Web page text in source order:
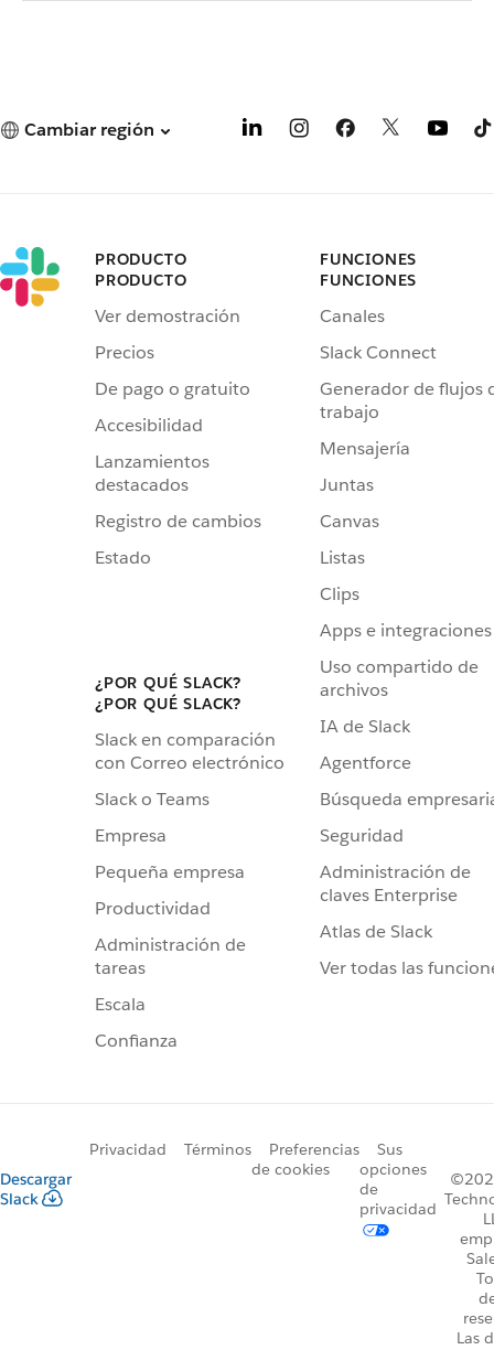
Cambiar región
PRODUCTO
PRODUCTO
Ver demostración
Precios
De pago o gratuito
Accesibilidad
Lanzamientos
destacados
Registro de cambios
Estado
¿POR QUÉ SLACK?
¿POR QUÉ SLACK?
Slack en comparación
con Correo electrónico
Slack o Teams
Empresa
Pequeña empresa
Productividad
Administración de
tareas
Escala
Confianza
FUNCIONES
FUNCIONES
Canales
Slack Connect
Generador de flujos
trabajo
Mensajería
Juntas
Canvas
Listas
Clips
Apps e integraciones
Uso compartido de
archivos
IA de Slack
Agentforce
Búsqueda
Seguridad
Administración de
claves Enterprise
Atlas de Slack
Ver todas las
Descargar
Slack
Privacidad Términos
Preferencias
de cookies
Sus
opciones
de
privacidad
Las